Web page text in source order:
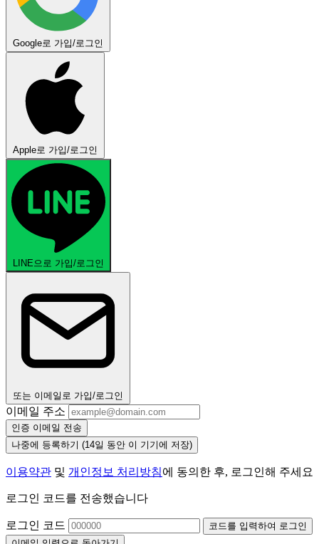
Google로 가입/로그인
Apple로 가입/로그인
LINE으로 가입/로그인
또는 이메일로 가입/로그인
이메일 주소
인증 이메일 전송
나중에 등록하기 (14일 동안 이 기기에 저장)
이용약관 및 개인정보 처리방침에 동의한 후, 로그인해 주세요
로그인 코드를 전송했습니다
로그인 코드
코드를 입력하여 로그인